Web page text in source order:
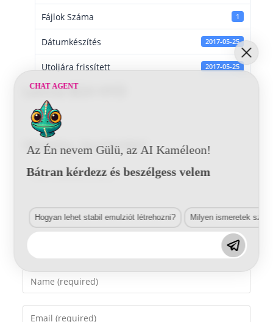
Fájlok Száma 1
Dátumkészítés 2017-05-25
Utoljára frissített 2017-05-25
Lancia B24 HYD
Vélemény, hozzászólás?
Comment
Enter
your
name
Enter
CHAT AGENT
Az Én nevem Gülü, az AI Kaméleon!
Bátran kérdezz és beszélgess velem
Hogyan lehet stabil emulziót létrehozni? Milyen ismeretek